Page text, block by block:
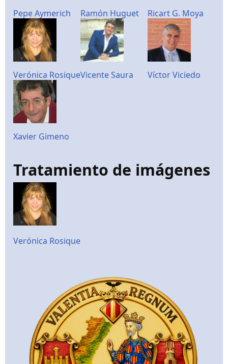
Pepe Aymerich Ramón Huguet Ricart G. Moya
Verónica RosiqueVicente Saura Víctor Viciedo
Xavier Gimeno
Tratamiento de imágenes
Verónica Rosique